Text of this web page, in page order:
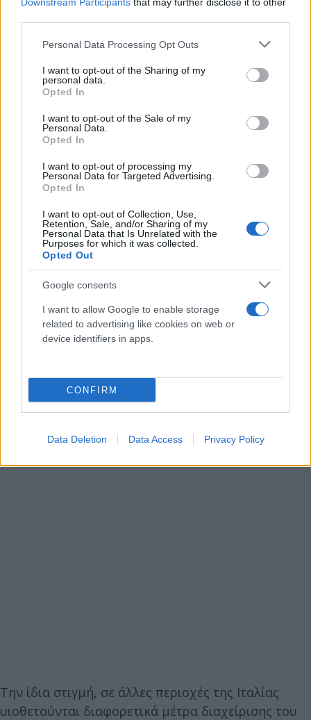
Please note that this website/app uses one or more Google
not limited to your visit or usage behaviour. You may click to
grant or deny consent to Google and its third-party tags to
use your data for below specified purposes in below Google
consent section.
Personal Data Processing Opt Outs
I want to opt-out of the Sharing of my
personal data.
Opted In
I want to opt-out of the Sale of my
Personal Data.
Opted In
I want to opt-out of processing my
Personal Data for Targeted Advertising.
Opted In
I want to opt-out of Collection, Use,
Retention, Sale, and/or Sharing of my
Personal Data that Is Unrelated with the
Purposes for which it was collected.
Opted Out
Google consents
I want to allow Google to enable storage
related to advertising like cookies on web or
device identifiers in apps.
CONFIRM
Data Deletion Data Access Privacy Policy
θερμοπληξίας και έκθεσης στον ήλιο.
συζήτηση για την πρόσβαση στις παραλίες και το
αυξανόμενο κόστος της οργανωμένης λουτρικής
εμπειρίας. Σύμφωνα με στοιχεία της Altroconsumo,
η τιμή για δύο ξαπλώστρες και μία ομπρέλα σε
πέντε χρόνια, εντείνοντας τη στροφή πολλών
Ιταλών προς τις ελεύθερες παραλίες και τα
αιτήματα για μεγαλύτερη ελευθερία πρόσβασης.
Την ίδια στιγμή, σε άλλες περιοχές της Ιταλίας
υιοθετούνται διαφορετικά μέτρα διαχείρισης του